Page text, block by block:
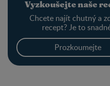
Vyzkoušejte naše
Chcete najít chutný a
recept? Je to
Prozkoumejte